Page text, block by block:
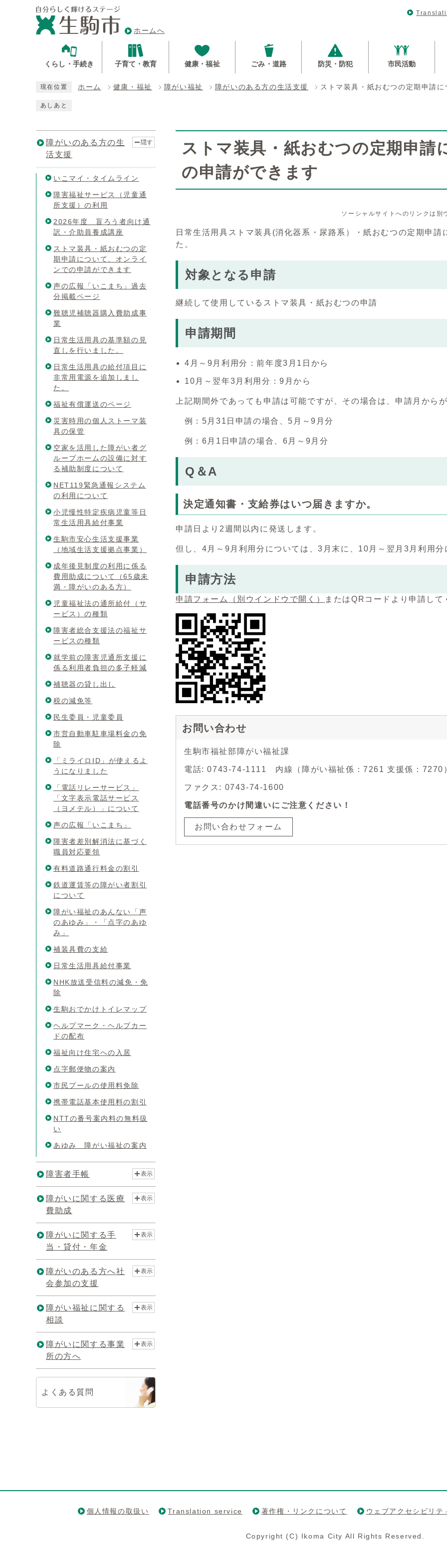
ホームへ
くらし・手続き 子育て・教育 健康・福祉 ごみ・道路 防災・防犯 市民活動
現在位置 ホーム 健康・福祉 障がい福祉 障がいのある方の生活支援 ストマ装具・紙おむつの定期申請
あしあと
ストマ装具・紙おむつの定期申請
の申請ができます
ソーシャルサイトへのリンクは別
日常生活用具ストマ装具(消化器系・尿路系）・紙おむつの定期申
た。
対象となる申請
継続して使用しているストマ装具・紙おむつの申請
申請期間
4月～9月利用分：前年度3月1日から
10月～翌年3月利用分：9月から
上記期間外であっても申請は可能ですが、その場合は、申請月から
例：5月31日申請の場合、5月～9月分
例：6月1日申請の場合、6月～9月分
Q＆A
決定通知書・支給券はいつ届きますか。
申請日より2週間以内に発送します。
但し、4月～9月利用分については、3月末に、10月～翌月3月利用
申請方法
申請フォーム （別ウインドウで開く） またはQRコードより申請して
お問い合わせ
生駒市福祉部障がい福祉課
電話: 0743-74-1111 内線（障がい福祉係：7261 支援係：7270
ファクス: 0743-74-1600
電話番号のかけ間違いにご注意ください！
お問い合わせフォーム
障がいのある方の生
活支援
隠す
いこマイ・タイムライン
障害福祉サービス（児童通
所支援）の利用
2026年度 盲ろう者向け通
訳・介助員養成講座
ストマ装具・紙おむつの定
期申請について、オンライ
ンでの申請ができます
声の広報「いこまち」過去
分掲載ページ
難聴児補聴器購入費助成事
業
日常生活用具の基準額の見
直しを行いました。
日常生活用具の給付項目に
非常用電源を追加しまし
た。
福祉有償運送のページ
災害時用の個人ストーマ装
具の保管
空家を活用した障がい者グ
ループホームの設備に対す
る補助制度について
NET119緊急通報システム
の利用について
小児慢性特定疾病児童等日
常生活用具給付事業
生駒市安心生活支援事業
（地域生活支援拠点事業）
成年後見制度の利用に係る
費用助成について（65歳未
満・障がいのある方）
児童福祉法の通所給付（サ
ービス）の種類
障害者総合支援法の福祉サ
ービスの種類
就学前の障害児通所支援に
係る利用者負担の多子軽減
補聴器の貸し出し
税の減免等
民生委員・児童委員
市営自動車駐車場料金の免
除
「ミライロID」が使えるよ
うになりました
「電話リレーサービス」
「文字表示電話サービス
（ヨメテル）」について
声の広報「いこまち」
障害者差別解消法に基づく
職員対応要領
有料道路通行料金の割引
鉄道運賃等の障がい者割引
について
障がい福祉のあんない「声
のあゆみ」・「点字のあゆ
み」
補装具費の支給
日常生活用具給付事業
NHK放送受信料の減免・免
除
生駒おでかけトイレマップ
ヘルプマーク・ヘルプカー
ドの配布
福祉向け住宅への入居
点字郵便物の案内
市民プールの使用料免除
携帯電話基本使用料の割引
NTTの番号案内料の無料扱
い
あゆみ 障がい福祉の案内
障害者手帳 表示
障がいに関する医療
費助成
表示
障がいに関する手
当・貸付・年金
表示
障がいのある方へ社
会参加の支援
表示
障がい福祉に関する
相談
表示
障がいに関する事業
所の方へ
表示
よくある質問
個人情報の取扱い Translation service 著作権・リンクについて ウェブアクセシビリテ
Copyright (C) Ikoma City All Rights Reserved.